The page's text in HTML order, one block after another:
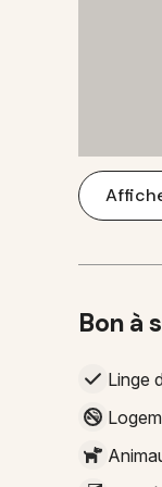
Bon à
Linge